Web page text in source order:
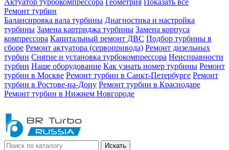
Актуатор турбокомпрессора Геометрия Показать все
Ремонт турбин
Балансировка вала турбины Диагностика и настройка
турбины Замена картриджа турбины Замена корпуса
компрессора Капитальный ремонт ДВС Подбор турбины в
сборе Ремонт актуатора (сервопривода) Ремонт дизельных
турбин Снятие и установка турбокомпрессора Неисправности
турбин Наше оборудование Как узнать номер турбины Ремонт
турбин в Москве Ремонт турбин в Санкт-Петербурге Ремонт
турбин в Ростове-на-Дону Ремонт турбин в Краснодаре
Ремонт турбин в Нижнем Новгороде
Искать